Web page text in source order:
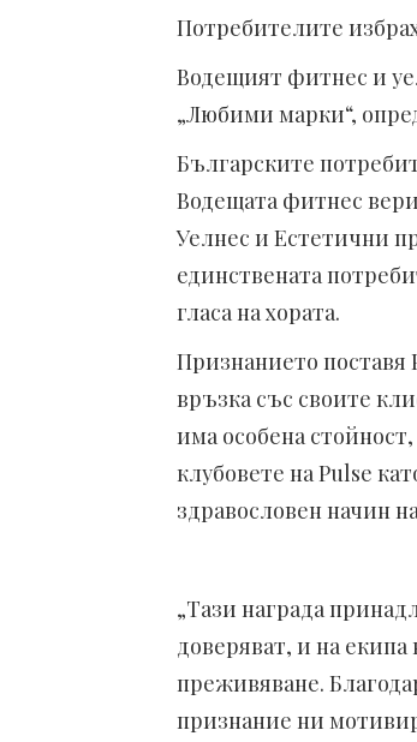
Потребителите
Водещият фитнес и
„Любими марки“,
Българските
Водещата фитнес
Уелнес и Естетични
единствената
гласа на хората.
Признанието поставя
връзка със своите
има особена
клубовете на Pulse
здравословен начин
„Тази награда
доверяват, и на
преживяване.
признание ни